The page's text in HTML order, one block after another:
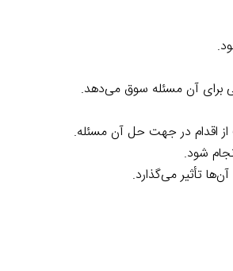
برای آن مسئله سوق می‌دهد.
از اقدام در جهت حل آن مسئله.
شود.
تأثیر می‌گذارد.